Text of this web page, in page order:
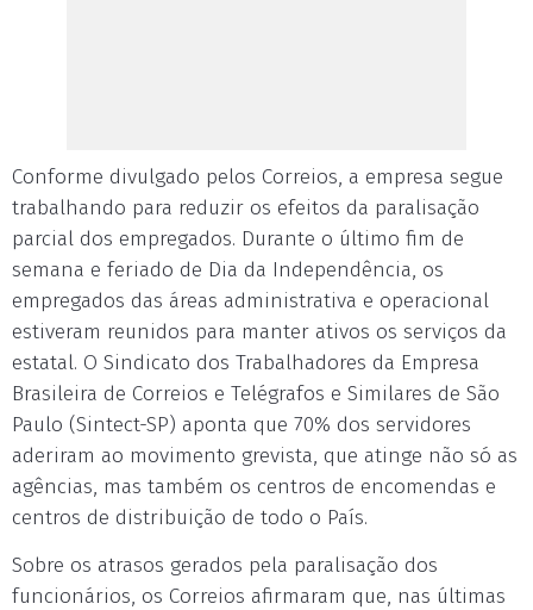
Conforme divulgado pelos Correios, a empresa segue
trabalhando para reduzir os efeitos da paralisação
parcial dos empregados. Durante o último fim de
semana e feriado de Dia da Independência, os
empregados das áreas administrativa e operacional
estiveram reunidos para manter ativos os serviços da
estatal. O Sindicato dos Trabalhadores da Empresa
Brasileira de Correios e Telégrafos e Similares de São
Paulo (Sintect-SP) aponta que 70% dos servidores
aderiram ao movimento grevista, que atinge não só as
agências, mas também os centros de encomendas e
centros de distribuição de todo o País.
Sobre os atrasos gerados pela paralisação dos
funcionários, os Correios afirmaram que, nas últimas